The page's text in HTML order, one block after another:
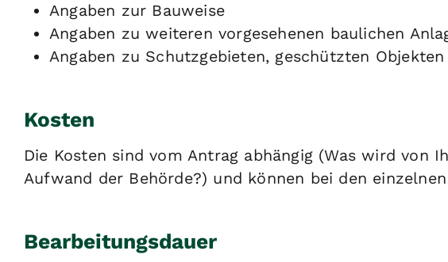
Angaben zur Bauweise
Angaben zu weiteren vorgesehenen baulichen
Angaben zu Schutzgebieten, geschützten Objekten
Kosten
Die Kosten sind vom Antrag abhängig (Was wird von
Aufwand der Behörde?) und können bei den
Bearbeitungsdauer